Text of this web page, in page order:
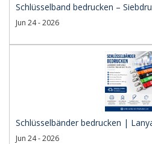
Schlüsselband bedrucken –
Jun 24 - 2026
Schlüsselbänder bedrucken |
Jun 24 - 2026